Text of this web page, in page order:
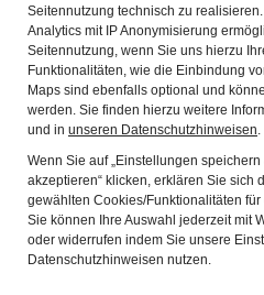
Seitennutzung technisch zu
Analytics mit IP Anonymisierung
Seitennutzung, wenn Sie uns hierzu
Funktionalitäten, wie die Einbindung
Maps sind ebenfalls optional und
werden. Sie finden hierzu weitere
und in unseren Datenschutzhinweisen.
Wenn Sie auf „Einstellungen speichern
akzeptieren“ klicken, erklären Sie sich
gewählten Cookies/Funktionalitäten
Sie können Ihre Auswahl jederzeit mit
oder widerrufen indem Sie unsere
Datenschutzhinweisen nutzen.
In den Arbeiten von Christofer
Anfang, Übergang und
Abschied. Seine Arbeiten
menschlichen Existenz und
Wandel. Alles ist im Fluss der
Anwesenheit der Abwesenheit